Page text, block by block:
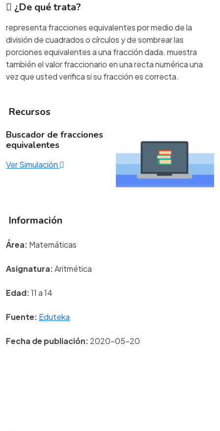
¿De qué trata?
representa fracciones equivalentes por medio de la
división de cuadrados o círculos y de sombrear las
porciones equivalentes a una fracción dada. muestra
también el valor fraccionario en una recta numérica una
vez que usted verifica si su fracción es correcta.
Recursos
Buscador de fracciones
equivalentes
Ver Simulación
Información
Área: Matemáticas
Asignatura:Aritmética
Edad:11 a 14
Fuente: Eduteka
Fecha de publiación: 2020-05-20